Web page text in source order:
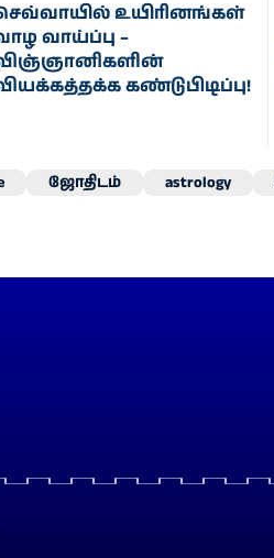
உயிரினங்கள்
வாய்ப்பு –
கண்டுபிடிப்பு!
ஜோதிடம் astrology